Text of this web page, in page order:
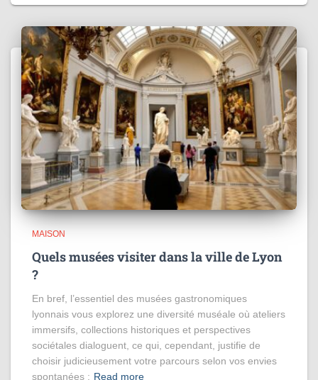
MAISON
Quels musées visiter dans la ville de Lyon
?
En bref, l’essentiel des musées gastronomiques
lyonnais vous explorez une diversité muséale où ateliers
immersifs, collections historiques et perspectives
sociétales dialoguent, ce qui, cependant, justifie de
choisir judicieusement votre parcours selon vos envies
spontanées ; Read more